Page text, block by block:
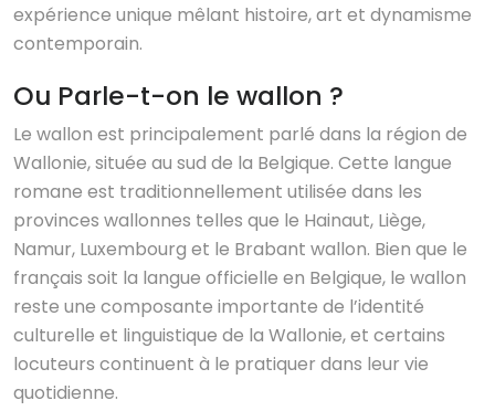
expérience unique mêlant histoire, art et dynamisme
contemporain.
Ou Parle-t-on le wallon ?
Le wallon est principalement parlé dans la région de
Wallonie, située au sud de la Belgique. Cette langue
romane est traditionnellement utilisée dans les
provinces wallonnes telles que le Hainaut, Liège,
Namur, Luxembourg et le Brabant wallon. Bien que le
français soit la langue officielle en Belgique, le wallon
reste une composante importante de l’identité
culturelle et linguistique de la Wallonie, et certains
locuteurs continuent à le pratiquer dans leur vie
quotidienne.